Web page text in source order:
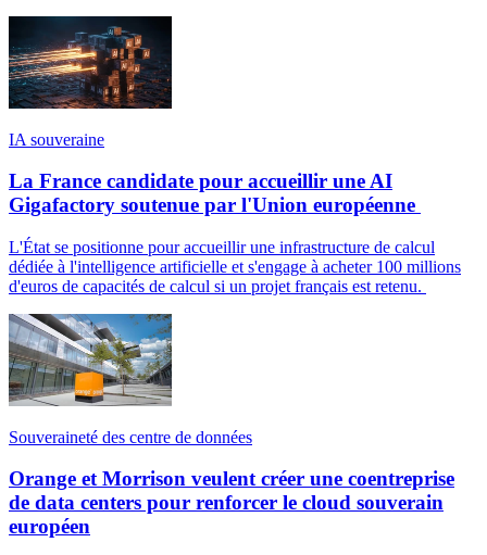
IA souveraine
La France candidate pour accueillir une AI
Gigafactory soutenue par l'Union européenne
L'État se positionne pour accueillir une infrastructure de calcul
dédiée à l'intelligence artificielle et s'engage à acheter 100 millions
d'euros de capacités de calcul si un projet français est retenu.
Souveraineté des centre de données
Orange et Morrison veulent créer une coentreprise
de data centers pour renforcer le cloud souverain
européen